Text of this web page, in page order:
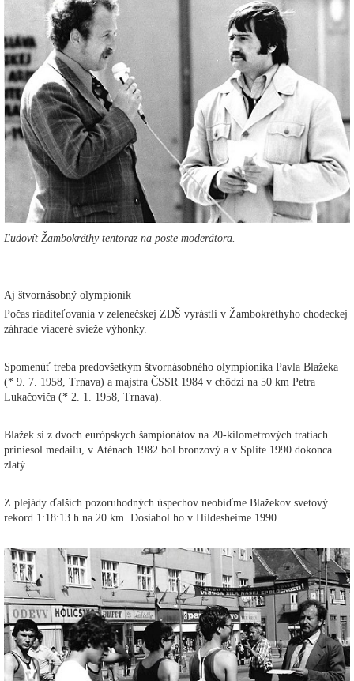
Ľudovít Žambokréthy tentoraz na poste moderátora.
Aj štvornásobný olympionik
Počas riaditeľovania v zelenečskej ZDŠ vyrástli v Žambokréthyho chodeckej
záhrade viaceré svieže výhonky.
Spomenúť treba predovšetkým štvornásobného olympionika Pavla Blažeka
(* 9. 7. 1958, Trnava) a majstra ČSSR 1984 v chôdzi na 50 km Petra
Lukačoviča (* 2. 1. 1958, Trnava).
Blažek si z dvoch európskych šampionátov na 20-kilometrových tratiach
priniesol medailu, v Aténach 1982 bol bronzový a v Splite 1990 dokonca
zlatý.
Z plejády ďalších pozoruhodných úspechov neobíďme Blažekov svetový
rekord 1:18:13 h na 20 km. Dosiahol ho v Hildesheime 1990.